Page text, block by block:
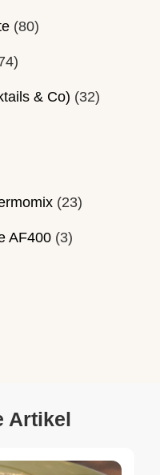
(80)
& Co) (32)
(23)
AF400 (3)
Artikel